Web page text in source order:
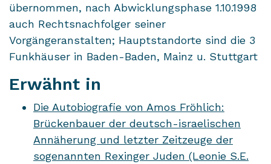
übernommen, nach Abwicklungsphase 1.10.1998
auch Rechtsnachfolger seiner
Vorgängeranstalten; Hauptstandorte sind die 3
Funkhäuser in Baden-Baden, Mainz u. Stuttgart
Erwähnt in
Die Autobiografie von Amos Fröhlich:
Brückenbauer der deutsch-israelischen
Annäherung und letzter Zeitzeuge der
sogenannten Rexinger Juden (Leonie S.E.